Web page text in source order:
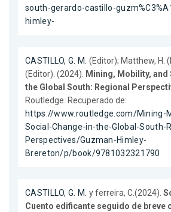
south-gerardo-castillo-
himley-
CASTILLO, G. M. (Editor); Matthew, H.
(Editor). (2024). Mining, Mobility, and
the Global South: Regional
Routledge. Recuperado de:
https://www.routledge.com/Mining-
Social-Change-in-the-Global-South-
Perspectives/Guzman-Himley-
Brereton/p/book/9781032321790
CASTILLO, G. M. y ferreira, C.(2024).
Cuento edificante seguido de breve